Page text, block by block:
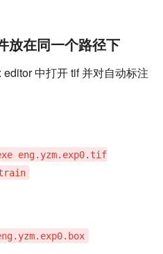
放在同一个路径下
中打开 tif 并对自动标注
eng.yzm.exp0.tif